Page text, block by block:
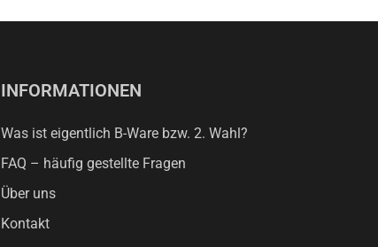
INFORMATIONEN
Was ist eigentlich B-Ware bzw. 2. Wahl?
FAQ – häufig gestellte Fragen
Über uns
Kontakt